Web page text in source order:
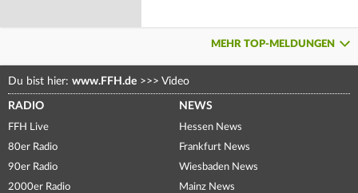
MEHR TOP-MELDUNGEN
Du bist hier: www.FFH.de >>> Video
RADIO
FFH Live
80er Radio
90er Radio
2000er Radio
NEWS
Hessen News
Frankfurt News
Wiesbaden News
Mainz News